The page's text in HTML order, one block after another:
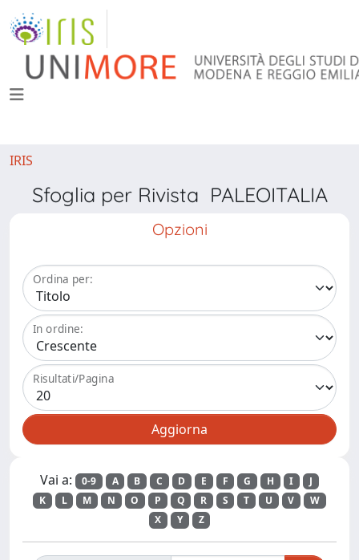
IRIS
Sfoglia per Rivista PALEOITALIA
Opzioni
Ordina per:
In ordine:
Risultati/Pagina
Vai a: 0-9 A B C D E F G H I
J
K
L M N O P Q R S T U V
W
X
Y Z